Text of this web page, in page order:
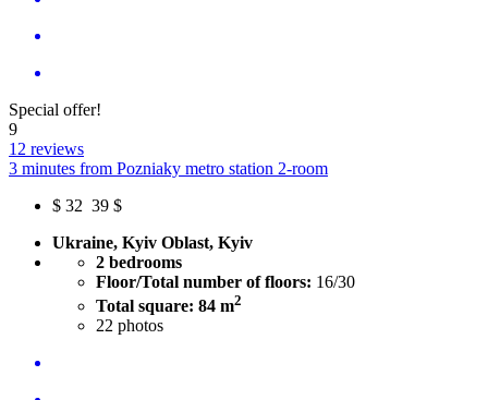
Special offer!
9
12 reviews
3 minutes from Pozniaky metro station 2-room
$ 32 39 $
Ukraine, Kyiv Oblast, Kyiv
2 bedrooms
Floor/Total number of floors: 16/30
Total square: 84 m2
22 photos